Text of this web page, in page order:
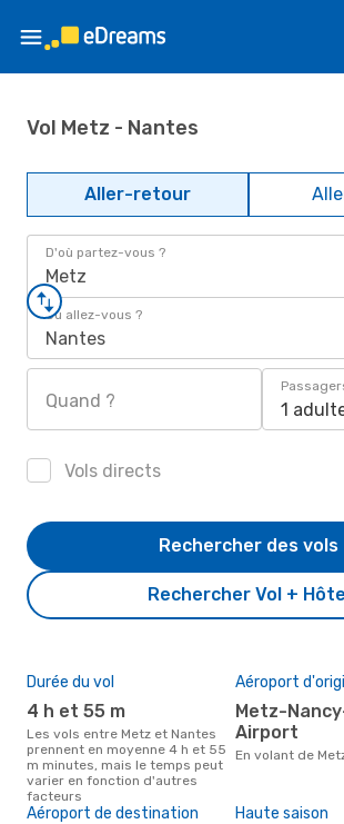
Vol Metz - Nantes
Aller-retour
D'où partez-vous ?
Metz
Où allez-vous ?
Nantes
Quand ? 1
Vols directs
Rechercher Vol +
Rechercher des vols
Durée du vol
4 h et 55 m
Les vols entre Metz et Nantes
prennent en moyenne 4 h et 55
m minutes, mais le temps peut
varier en fonction d'autres
facteurs
Aéroport
Metz-Nancy-Lorraine
Airport
En volant de
Aéroport de destination Haute saison